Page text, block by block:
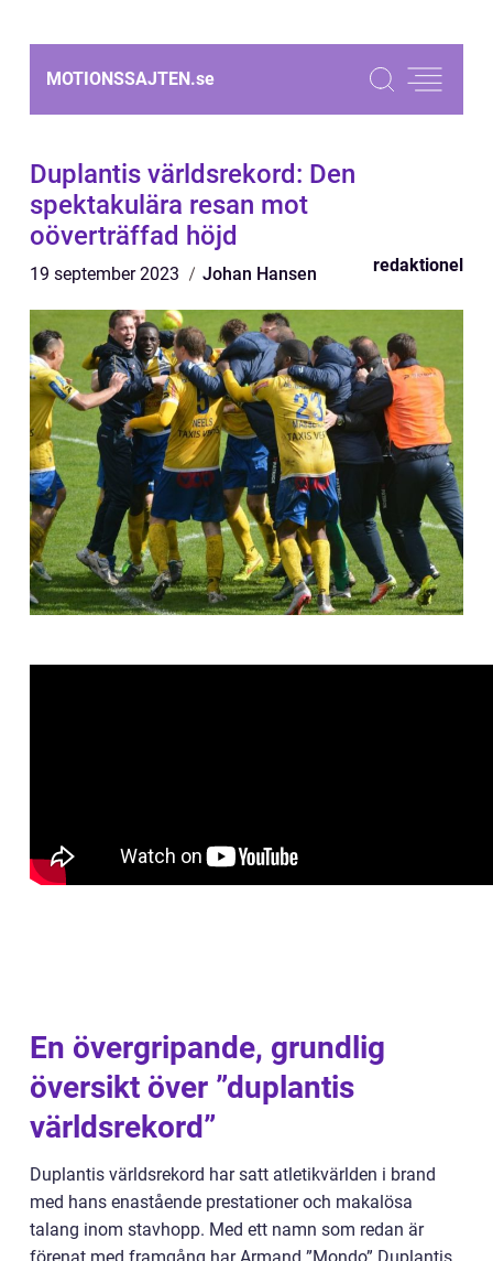
MOTIONSSAJTEN.se
Duplantis världsrekord: Den
spektakulära resan mot
oöverträffad höjd
19 september 2023 Johan Hansen redaktionel
En övergripande, grundlig
översikt över ”duplantis
världsrekord”
Duplantis världsrekord har satt atletikvärlden i brand
med hans enastående prestationer och makalösa
talang inom stavhopp. Med ett namn som redan är